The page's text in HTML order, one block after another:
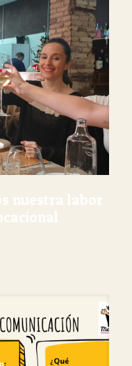
nuestra labor